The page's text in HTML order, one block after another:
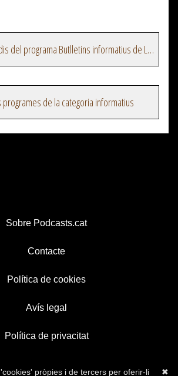
Veure més episodis del programa Butlletins informatius de La Xarxa
de la categoria informatius
Sobre Podcasts.cat
Contacte
Política de cookies
Avís legal
Política de privacitat
✖
pròpies i de tercers per oferir-li